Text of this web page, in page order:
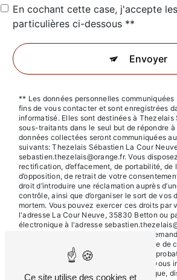
En cochant cette case, j'accepte
particulières ci-dessous **
Envoyer
** Les données personnelles communiquées
fins de vous contacter et sont enregistrées
informatisé. Elles sont destinées à Thezelais
sous-traitants dans le seul but de répondre à
données collectées seront communiquées
suivants: Thezelais Sébastien La Cour
sebastien.thezelais@orange.fr. Vous
rectification, d’effacement, de portabilité, de
d’opposition, de retrait de votre
droit d’introduire une réclamation auprès
contrôle, ainsi que d’organiser le sort de vos
mortem. Vous pouvez exercer ces droits par
l'adresse La Cour Neuve, 35830 Betton ou
électronique à l'adresse
justificatif d'identité pourra vous être
vos données pendant la période de prise de
la durée de prescription légale aux fins
des contentieux. Vous avez le droit de vous
d'opposition au démarchage téléphonique,
Ce site utilise des cookies et